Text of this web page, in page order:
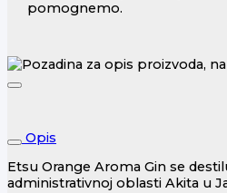
pomognemo.
Opis
Etsu Orange Aroma Gin se
administrativnoj oblasti Akita u